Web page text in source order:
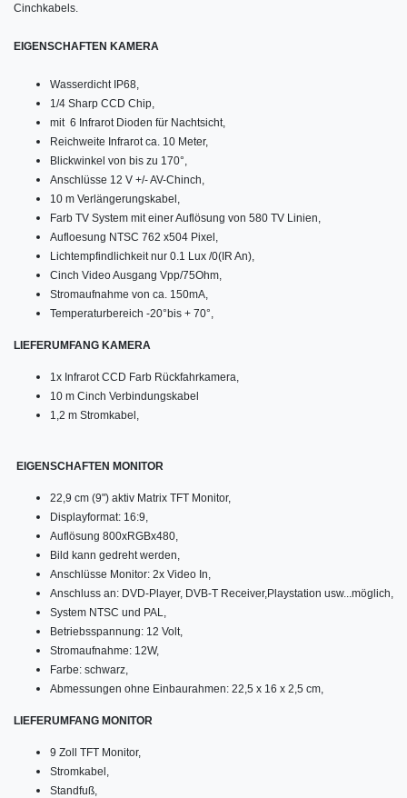
Cinchkabels.
EIGENSCHAFTEN KAMERA
Wasserdicht IP68,
1/4 Sharp CCD Chip,
mit 6 Infrarot Dioden für Nachtsicht,
Reichweite Infrarot ca. 10 Meter,
Blickwinkel von bis zu 170°,
Anschlüsse 12 V +/- AV-Chinch,
10 m Verlängerungskabel,
Farb TV System mit einer Auflösung von 580 TV Linien,
Aufloesung NTSC 762 x504 Pixel,
Lichtempfindlichkeit nur 0.1 Lux /0(IR An),
Cinch Video Ausgang Vpp/75Ohm,
Stromaufnahme von ca. 150mA,
Temperaturbereich -20°bis + 70°,
LIEFERUMFANG KAMERA
1x Infrarot CCD Farb Rückfahrkamera,
10 m Cinch Verbindungskabel
1,2 m Stromkabel,
EIGENSCHAFTEN MONITOR
22,9 cm (9") aktiv Matrix TFT Monitor,
Displayformat: 16:9,
Auflösung 800xRGBx480,
Bild kann gedreht werden,
Anschlüsse Monitor: 2x Video In,
Anschluss an: DVD-Player, DVB-T Receiver,Playstation usw...möglich,
System NTSC und PAL,
Betriebsspannung: 12 Volt,
Stromaufnahme: 12W,
Farbe: schwarz,
Abmessungen ohne Einbaurahmen: 22,5 x 16 x 2,5 cm,
LIEFERUMFANG MONITOR
9 Zoll TFT Monitor,
Stromkabel,
Standfuß,